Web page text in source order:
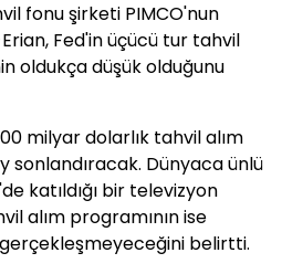
fonu şirketi PIMCO'nun
Fed'in üçücü tur tahvil
oldukça düşük olduğunu
milyar dolarlık tahvil alım
sonlandıracak. Dünyaca ünlü
katıldığı bir televizyon
alım programının ise
belirtti.